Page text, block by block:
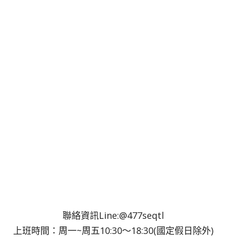
聯絡資訊Line:@477seqtl
上班時間：周一~周五10:30～18:30(國定假日除外)